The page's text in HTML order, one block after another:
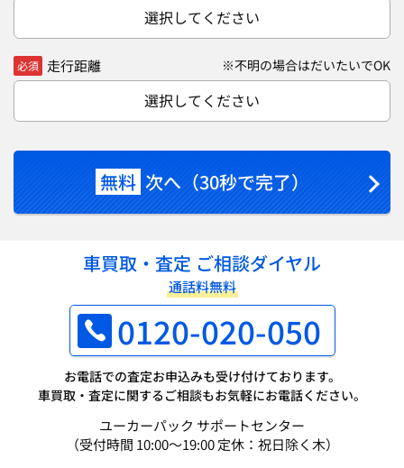
選択してください
必須 走行距離 ※不明の場合はだいたいでOK
選択してください
無料 次へ（30秒で完了）
車買取・査定 ご相談ダイヤル
通話料無料
0120-020-050
お電話での査定お申込みも受け付けております。
車買取・査定に関するご相談もお気軽にお電話ください。
ユーカーパック サポートセンター
（受付時間 10:00～19:00 定休：祝日除く木）